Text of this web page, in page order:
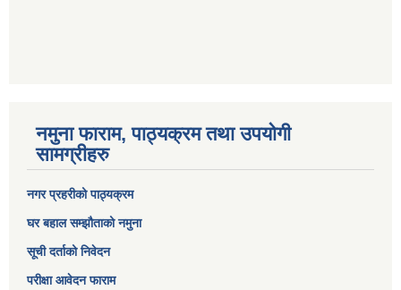
नमुना फाराम, पाठ्यक्रम तथा उपयोगी
सामग्रीहरु
नगर प्रहरीको पाठ्यक्रम
घर बहाल सम्झौताको नमुना
सूची दर्ताको निवेदन
परीक्षा आवेदन फाराम